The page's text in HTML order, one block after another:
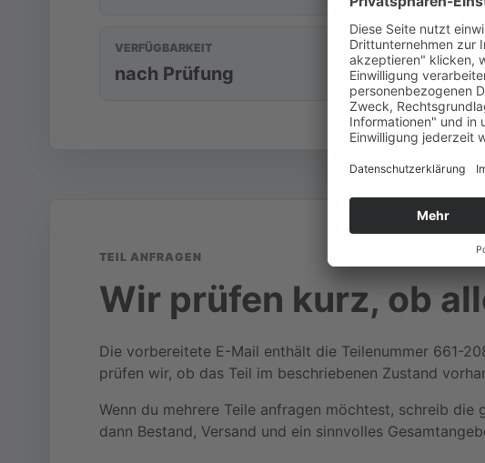
VERFÜGBARKEIT
nach Prüfung
TEIL ANFRAGEN
Wir prüfen kurz, ob
Die vorbereitete E-Mail enthält die Teilenummer 661-
prüfen wir, ob das Teil im beschriebenen Zustand
Wenn du mehrere Teile anfragen möchtest, schreib
dann Bestand, Versand und ein sinnvolles